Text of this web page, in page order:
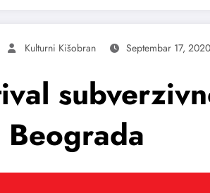
Kulturni Kišobran Septembar 17, 2020